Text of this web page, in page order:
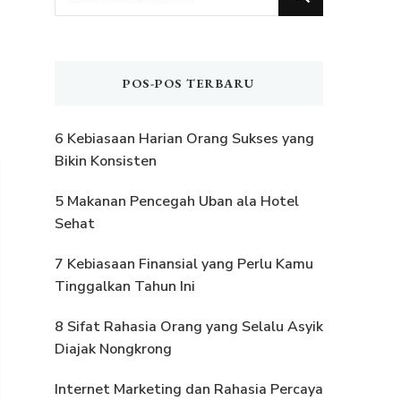
Sesuatu?
POS-POS TERBARU
6 Kebiasaan Harian Orang Sukses yang
Bikin Konsisten
5 Makanan Pencegah Uban ala Hotel
Sehat
7 Kebiasaan Finansial yang Perlu Kamu
Tinggalkan Tahun Ini
8 Sifat Rahasia Orang yang Selalu Asyik
Diajak Nongkrong
Internet Marketing dan Rahasia Percaya